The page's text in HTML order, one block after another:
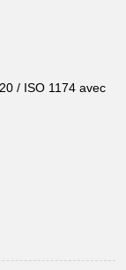
/ ISO 1174 avec